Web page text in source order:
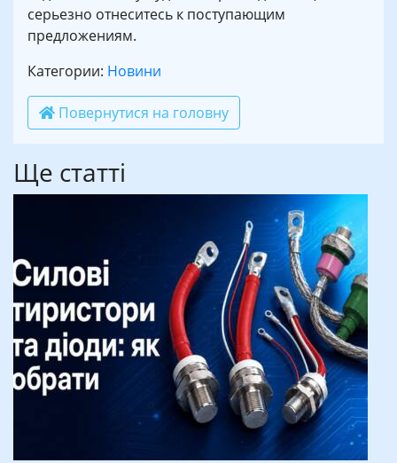
серьезно отнеситесь к поступающим
предложениям.
Категории: Новини
Повернутися на головну
Ще статті